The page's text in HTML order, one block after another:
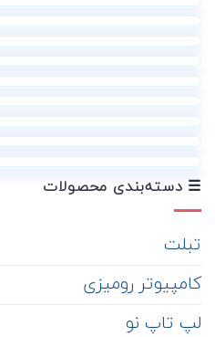
☰ دسته‌بندی محصولات
تبلت
کامپیوتر رومیزی
لپ تاپ نو